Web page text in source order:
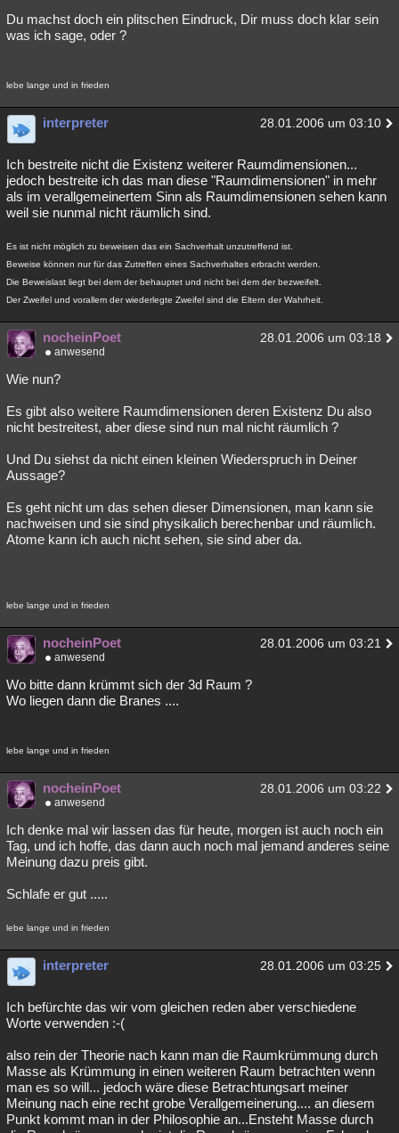
Du machst doch ein plitschen Eindruck, Dir muss doch klar sein
was ich sage, oder ?
lebe lange und in frieden
interpreter 28.01.2006 um 03:10
Ich bestreite nicht die Existenz weiterer Raumdimensionen...
jedoch bestreite ich das man diese "Raumdimensionen" in mehr
als im verallgemeinertem Sinn als Raumdimensionen sehen kann
weil sie nunmal nicht räumlich sind.
Es ist nicht möglich zu beweisen das ein Sachverhalt unzutreffend ist.
Beweise können nur für das Zutreffen eines Sachverhaltes erbracht werden.
Die Beweislast liegt bei dem der behauptet und nicht bei dem der bezweifelt.
Der Zweifel und vorallem der wiederlegte Zweifel sind die Eltern der Wahrheit.
nocheinPoet 28.01.2006 um 03:18
anwesend
Wie nun?
Es gibt also weitere Raumdimensionen deren Existenz Du also
nicht bestreitest, aber diese sind nun mal nicht räumlich ?
Und Du siehst da nicht einen kleinen Wiederspruch in Deiner
Aussage?
Es geht nicht um das sehen dieser Dimensionen, man kann sie
nachweisen und sie sind physikalich berechenbar und räumlich.
Atome kann ich auch nicht sehen, sie sind aber da.
lebe lange und in frieden
nocheinPoet 28.01.2006 um 03:21
anwesend
Wo bitte dann krümmt sich der 3d Raum ?
Wo liegen dann die Branes ....
lebe lange und in frieden
nocheinPoet 28.01.2006 um 03:22
anwesend
Ich denke mal wir lassen das für heute, morgen ist auch noch ein
Tag, und ich hoffe, das dann auch noch mal jemand anderes seine
Meinung dazu preis gibt.
Schlafe er gut .....
lebe lange und in frieden
interpreter 28.01.2006 um 03:25
Ich befürchte das wir vom gleichen reden aber verschiedene
Worte verwenden :-(
also rein der Theorie nach kann man die Raumkrümmung durch
Masse als Krümmung in einen weiteren Raum betrachten wenn
man es so will... jedoch wäre diese Betrachtungsart meiner
Meinung nach eine recht grobe Verallgemeinerung.... an diesem
Punkt kommt man in der Philosophie an...Ensteht Masse durch